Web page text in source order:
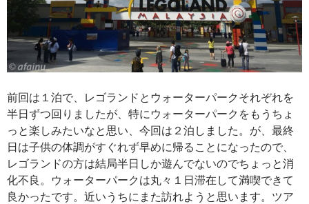
前回は１泊で、レゴランドとウォーターパークそれぞれを
半日ずつ回りましたが、特にウォーターパークをもうちょ
っと楽しみたいなと思い、今回は２泊しました。が、最終
日は子供の体調がすぐれず早めに帰ることになったので、
レゴランドの方は結局半日しか遊んでないのでちょっと消
化不良。ウォーターパークは丸々１日滞在して満喫できて
良かったです。近いうちにまた訪れようと思います。ツア